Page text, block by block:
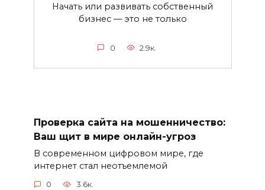
Начать или развивать собственный
бизнес — это не только
0 2.9к.
Проверка сайта на мошенничество:
Ваш щит в мире онлайн-угроз
В современном цифровом мире, где
интернет стал неотъемлемой
0 3.6к.